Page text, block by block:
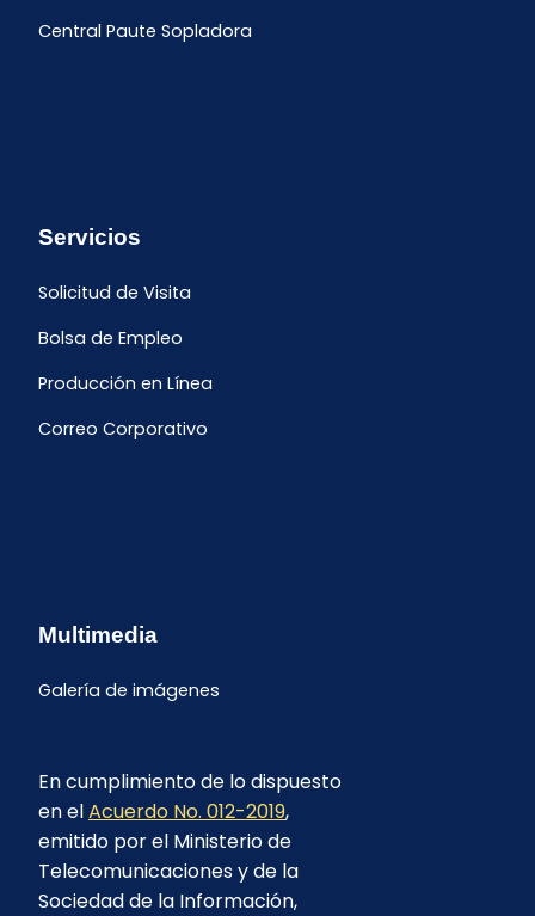
Central Paute Sopladora
Servicios
Solicitud de Visita
Bolsa de Empleo
Producción en Línea
Correo Corporativo
Multimedia
Galería de imágenes
En cumplimiento de lo dispuesto
en elAcuerdo No. 012-2019,
emitido por el Ministerio de
Telecomunicaciones y de la
Sociedad de la Información,